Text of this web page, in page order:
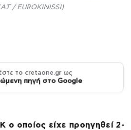
/ EUROKINISSI)
το cretaone.gr ως
πηγή στο Google
ο οποίος είχε προηγηθεί 2-